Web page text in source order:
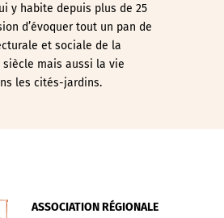
y habite depuis plus de 25
d’évoquer tout un pan de
et sociale de la
siècle mais aussi la vie
les cités-jardins.
ASSOCIATION RÉGIONALE